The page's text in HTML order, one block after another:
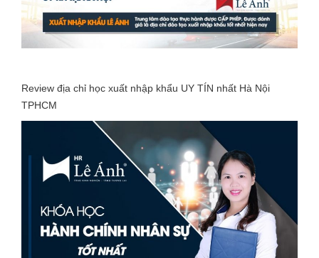
Review địa chỉ học xuất nhập khẩu UY TÍN nhất Hà Nội
TPHCM